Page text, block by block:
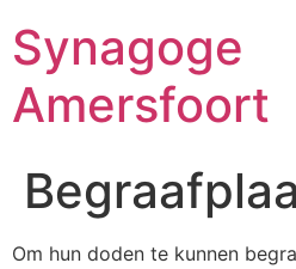
Synagoge
Amersfoort
Om hun doden te kunnen